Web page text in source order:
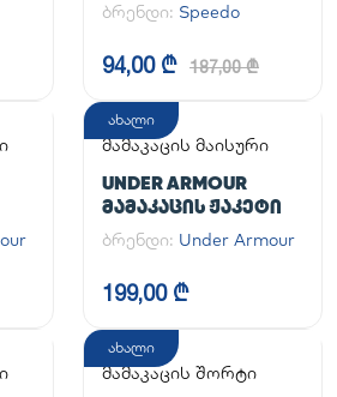
ბრენდი: Speedo
94,00 ₾ 187,00 ₾
ახალი
მამაკაცის მაისური
UNDER ARMOUR
ᲛᲐᲛᲐᲙᲐᲪᲘᲡ ᲟᲐᲙᲔᲢᲘ
ბრენდი: Under Armour
199,00 ₾
ახალი
მამაკაცის შორტი